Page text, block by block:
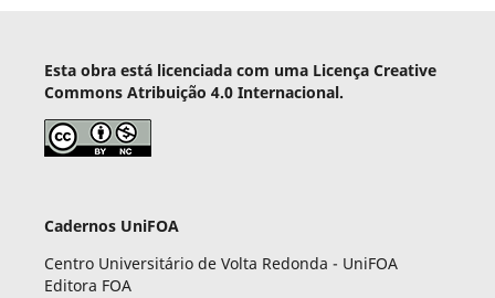
Esta obra está licenciada com uma Licença Creative
Commons Atribuição 4.0 Internacional.
Cadernos UniFOA
Centro Universitário de Volta Redonda - UniFOA
Editora FOA